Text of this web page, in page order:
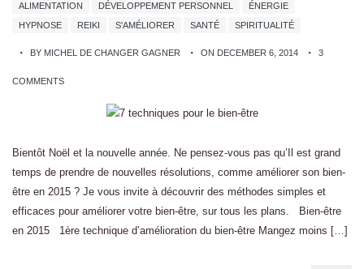
ALIMENTATION DÉVELOPPEMENT PERSONNEL
ÉNERGIE
HYPNOSE
REIKI S'AMÉLIORER SANTÉ SPIRITUALITÉ
BY MICHEL DE CHANGER GAGNER ON DECEMBER 6, 2014 3
COMMENTS
Bientôt Noël et la nouvelle année. Ne pensez-vous pas qu’Il est grand
temps de prendre de nouvelles résolutions, comme améliorer son bien-
être en 2015 ? Je vous invite à découvrir des méthodes simples et
efficaces pour améliorer votre bien-être, sur tous les plans. Bien-être
en 2015 1ère technique d’amélioration du bien-être Mangez moins […]